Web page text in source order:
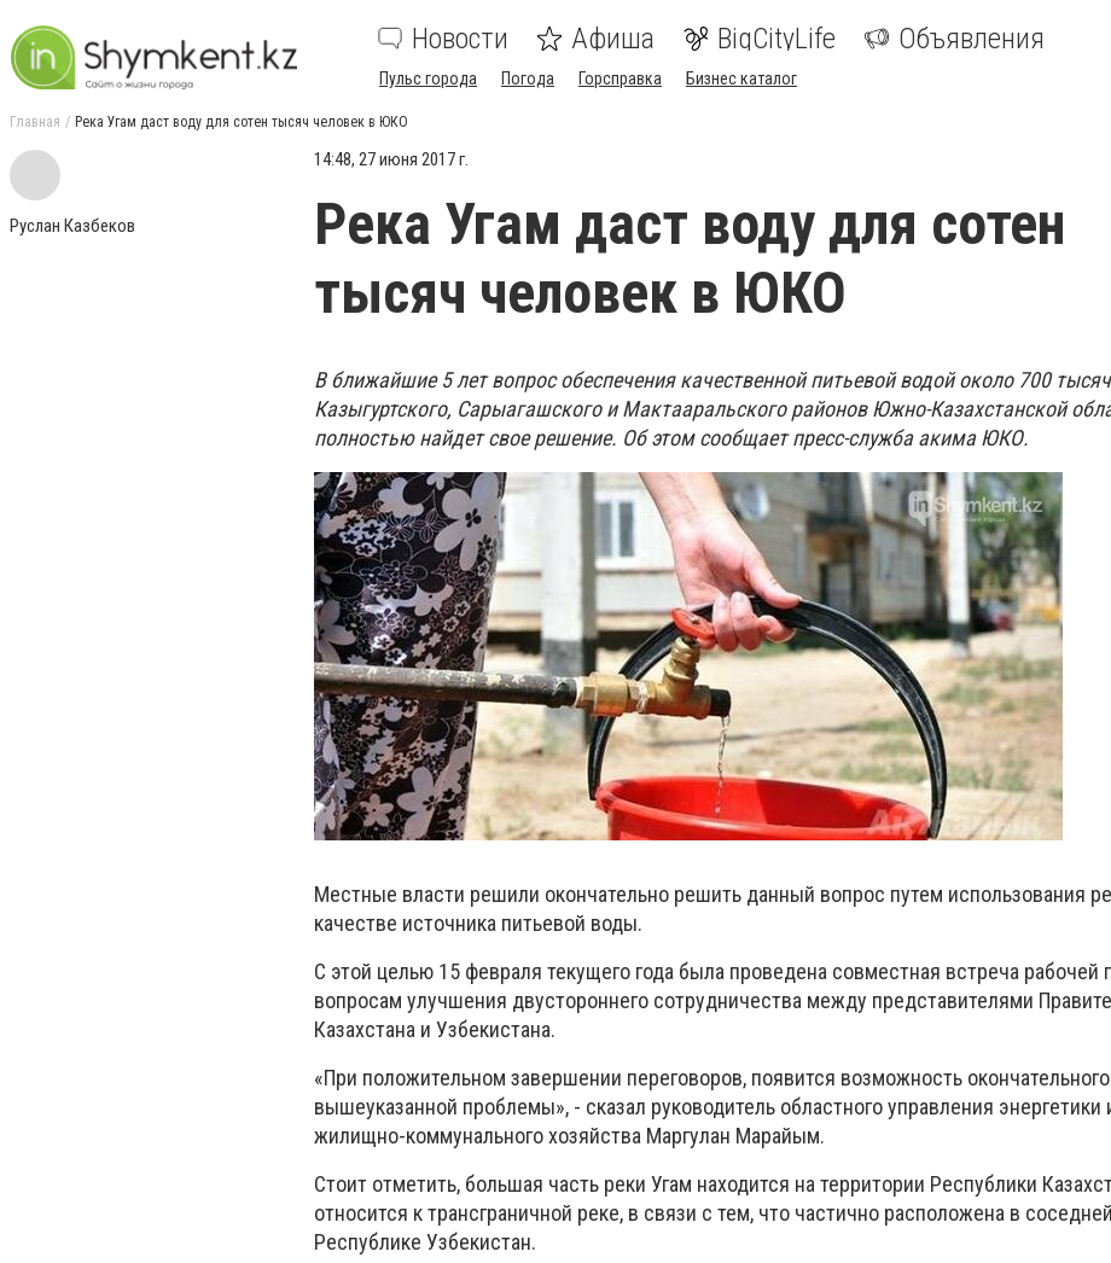
Новости Афиша BigCityLife Объявления
Пульс города Погода Горсправка Бизнес каталог
Главная Река Угам даст воду для сотен тысяч человек в ЮКО
Руслан Казбеков
14:48, 27 июня 2017 г.
Река Угам даст воду для сотен
тысяч человек в ЮКО
В ближайшие 5 лет вопрос обеспечения качественной питьевой водой около 700
Казыгуртского, Сарыагашского и Мактааральского районов Южно-Казахстанской
полностью найдет свое решение. Об этом сообщает пресс-служба акима ЮКО.
Местные власти решили окончательно решить данный вопрос путем использования
качестве источника питьевой воды.
С этой целью 15 февраля текущего года была проведена совместная встреча рабочей
вопросам улучшения двустороннего сотрудничества между представителями
Казахстана и Узбекистана.
«При положительном завершении переговоров, появится возможность
вышеуказанной проблемы», - сказал руководитель областного управления энергетики
жилищно-коммунального хозяйства Маргулан Марайым.
Стоит отметить, большая часть реки Угам находится на территории Республики
относится к трансграничной реке, в связи с тем, что частично расположена в соседней
Республике Узбекистан.